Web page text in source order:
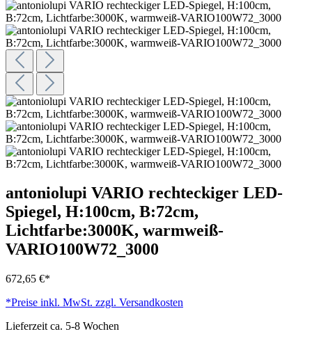
antoniolupi VARIO rechteckiger LED-
Spiegel, H:100cm, B:72cm,
Lichtfarbe:3000K, warmweiß-
VARIO100W72_3000
672,65 €*
*Preise inkl. MwSt. zzgl. Versandkosten
Lieferzeit ca. 5-8 Wochen